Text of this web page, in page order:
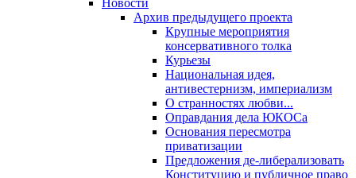
Новости
Архив предыдущего проекта
Крупные мероприятия
консервативного толка
Курьезы
Национальная идея,
антивестернизм, империализм
О странностях любви...
Оправдания дела ЮКОСа
Основания пересмотра
приватизации
Предложения де-либерализовать
Конституцию и публичное право